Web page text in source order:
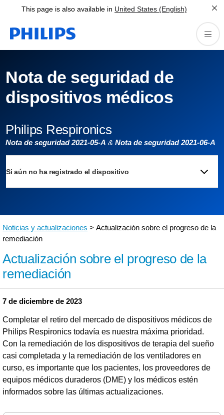
This page is also available in United States (English)
Nota de seguridad de
dispositivos médicos
Philips Respironics
Nota de seguridad 2021-05-A& Nota de seguridad 2021-06-A
Si aún no ha registrado el dispositivo
Noticias y actualizaciones > Actualización sobre el progreso de la
remediación
Actualización sobre el progreso de la
remediación
7 de diciembre de 2023
Completar el retiro del mercado de dispositivos médicos de
Philips Respironics todavía es nuestra máxima prioridad.
Con la remediación de los dispositivos de terapia del sueño
casi completada y la remediación de los ventiladores en
curso, es importante que los pacientes, los proveedores de
equipos médicos duraderos (DME) y los médicos estén
informados sobre las últimas actualizaciones.